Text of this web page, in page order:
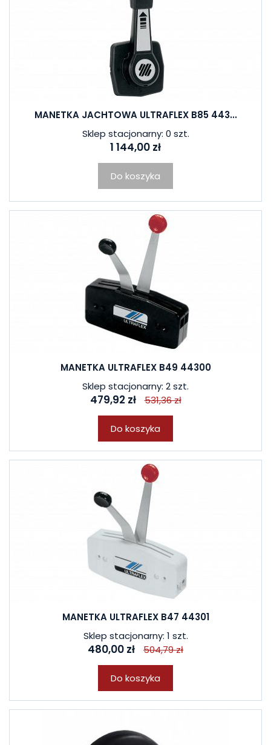
MANETKA JACHTOWA ULTRAFLEX B85 443...
Sklep stacjonarny: 0 szt.
1 144,00 zł
Do koszyka
MANETKA ULTRAFLEX B49 44300
Sklep stacjonarny: 2 szt.
479,92 zł 531,36 zł
Do koszyka
MANETKA ULTRAFLEX B47 44301
Sklep stacjonarny: 1 szt.
480,00 zł 504,79 zł
Do koszyka